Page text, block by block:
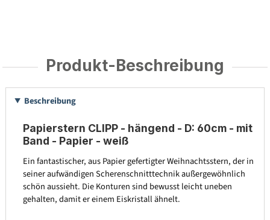
Produkt-Beschreibung
Beschreibung
Papierstern CLIPP - hängend - D: 60cm - mit
Band - Papier - weiß
Ein fantastischer, aus Papier gefertigter Weihnachtsstern, der in
seiner aufwändigen Scherenschnitttechnik außergewöhnlich
schön aussieht. Die Konturen sind bewusst leicht uneben
gehalten, damit er einem Eiskristall ähnelt.